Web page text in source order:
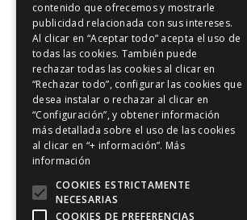
Más información
📝 . Sesión distancia: Preguntas
Frecuentes y Condiciones de
Reserva
contenido que ofrecemos y mostrarle
publicidad relacionada con sus intereses.
Al clicar en “Aceptar todo” acepta el uso de
todas las cookies. También puede
rechazar todas las cookies al clicar en
“Rechazar todo”, configurar las cookies que
desea instalar o rechazar al clicar en
“Configuración”, y obtener información
más detallada sobre el uso de las cookies
al clicar en “+ información”. Más
información
COOKIES ESTRICTAMENTE
NECESARIAS
COOKIES DE PREFERENCIAS